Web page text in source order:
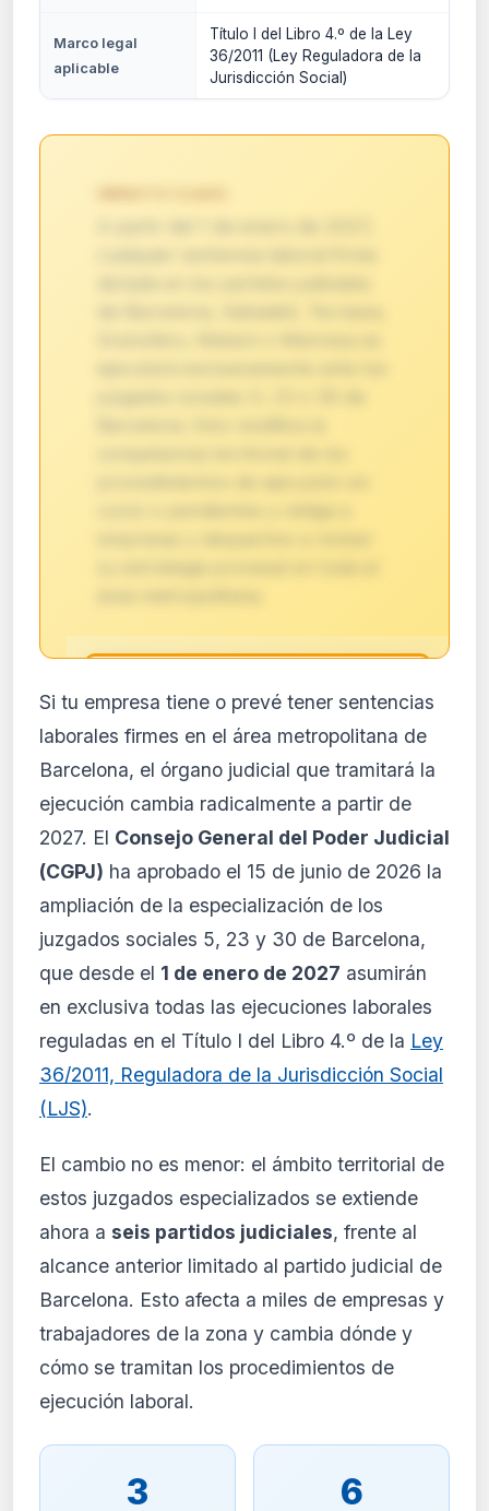
Marco legal
aplicable
Título I del Libro 4.º de la Ley
36/2011 (Ley Reguladora de la
Jurisdicción Social)
🔒
Análisis de impacto reservado
para suscriptores
El análisis detallado del impacto de esta
normativa está disponible con los planes
completo y recibe alertas personalizadas.
Ver planes
Crear mi cuenta
Desde 9,99 €/mes · Cancela cuando quieras
Si tu empresa tiene o prevé tener sentencias
laborales firmes en el área metropolitana de
Barcelona, el órgano judicial que tramitará la
ejecución cambia radicalmente a partir de
2027. El Consejo General del Poder Judicial
(CGPJ) ha aprobado el 15 de junio de 2026 la
ampliación de la especialización de los
juzgados sociales 5, 23 y 30 de Barcelona,
que desde el 1 de enero de 2027 asumirán
en exclusiva todas las ejecuciones laborales
reguladas en el Título I del Libro 4.º de la Ley
36/2011, Reguladora de la Jurisdicción Social
(LJS).
El cambio no es menor: el ámbito territorial de
estos juzgados especializados se extiende
ahora a seis partidos judiciales, frente al
alcance anterior limitado al partido judicial de
Barcelona. Esto afecta a miles de empresas y
trabajadores de la zona y cambia dónde y
cómo se tramitan los procedimientos de
ejecución laboral.
3 6